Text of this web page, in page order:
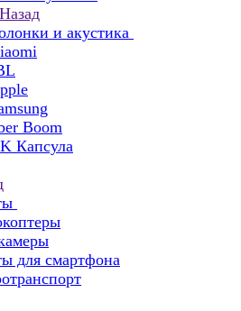
Назад
и акустика
Boom
Капсула
для смартфона